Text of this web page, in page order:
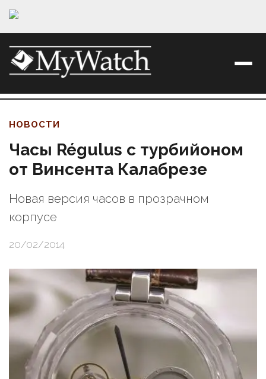
НОВОСТИ
Часы Régulus c турбийоном
от Винсента Калабрезе
Новая версия часов в прозрачном
корпусе
20/02/2014